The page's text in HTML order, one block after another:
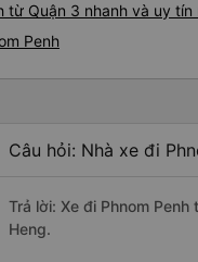
từ Quận 3 nhanh và uy tín
Penh
Câu hỏi: Nhà xe đi
Trả lời: Xe đi Phnom
Heng.